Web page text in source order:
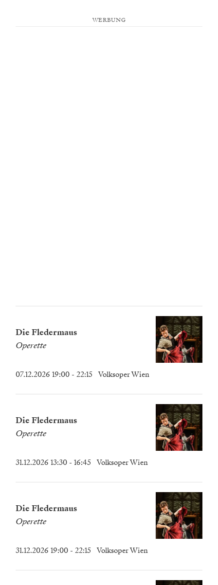
WERBUNG
Die Fledermaus
Operette
07.12.2026 19:00 - 22:15 Volksoper Wien
Die Fledermaus
Operette
31.12.2026 13:30 - 16:45 Volksoper Wien
Die Fledermaus
Operette
31.12.2026 19:00 - 22:15 Volksoper Wien